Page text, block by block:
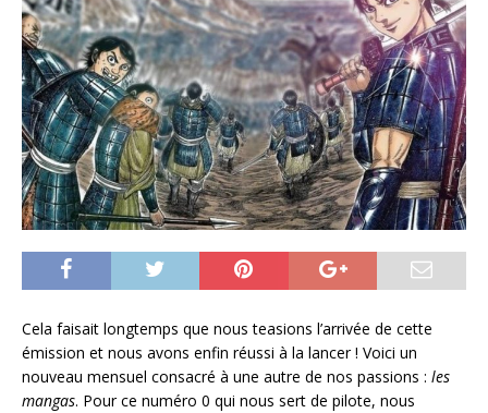
Cela faisait longtemps que nous teasions l’arrivée de cette
émission et nous avons enfin réussi à la lancer ! Voici un
nouveau mensuel consacré à une autre de nos passions : les
mangas. Pour ce numéro 0 qui nous sert de pilote, nous